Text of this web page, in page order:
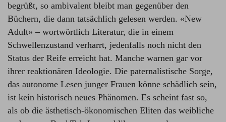
begrüßt, so ambivalent bleibt man gegenüber den
Büchern, die dann tatsächlich gelesen werden. «New
Adult» – wortwörtlich Literatur, die in einem
Schwellenzustand verharrt, jedenfalls noch nicht den
Status der Reife erreicht hat. Manche warnen gar vor
ihrer reaktionären Ideologie. Die paternalistische Sorge,
das autonome Lesen junger Frauen könne schädlich sein,
ist kein historisch neues Phänomen. Es scheint fast so,
als ob die ästhetisch-ökonomischen Eliten das weibliche